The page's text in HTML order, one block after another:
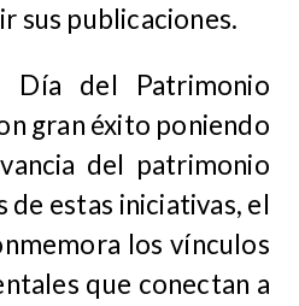
sus publicaciones.
Día del Patrimonio
gran éxito poniendo
del patrimonio
estas iniciativas, el
los vínculos
que conectan a